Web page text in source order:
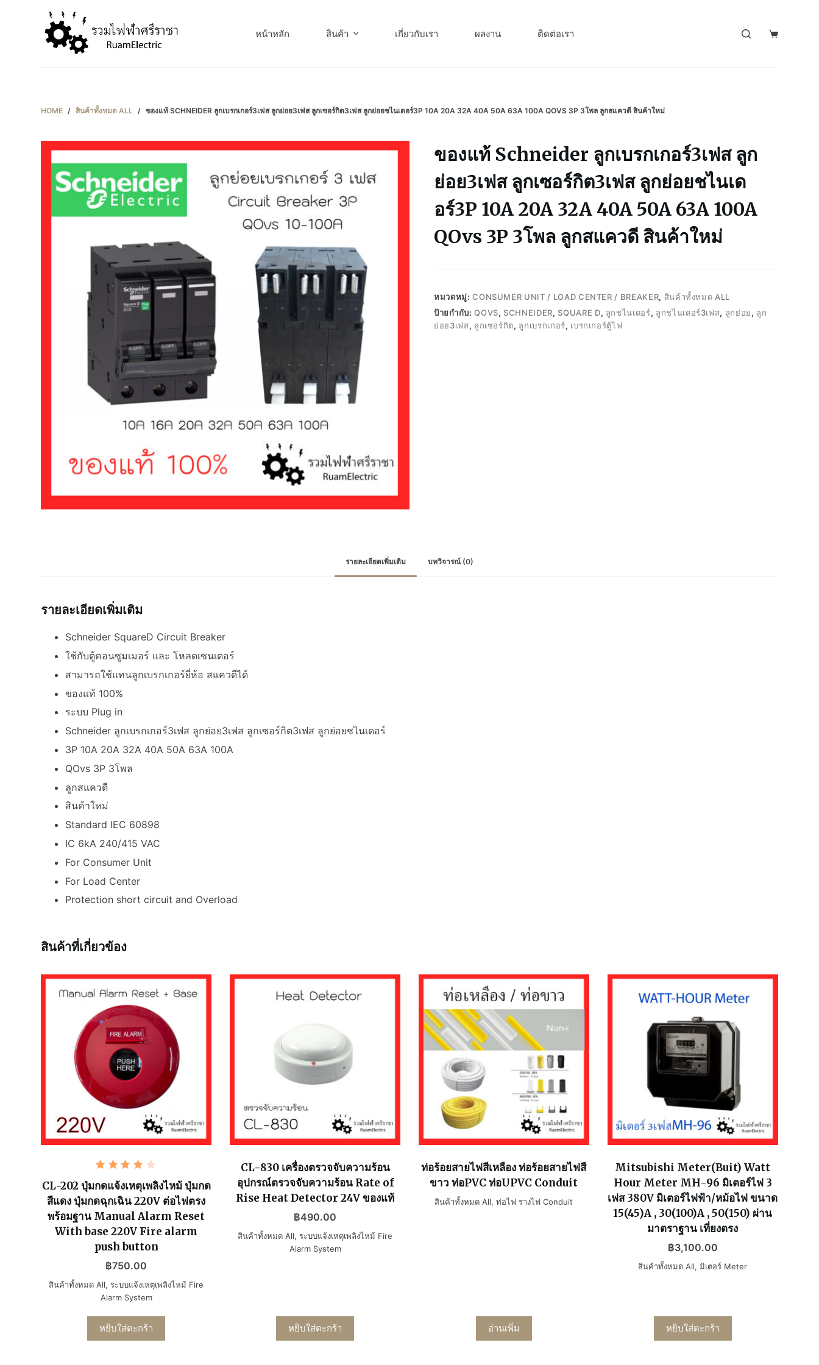
หน้าหลัก สินค้า เกี่ยวกับเรา ผลงาน ติดต่อเรา
HOME / สินค้าทั้งหมด ALL / ของแท้ SCHNEIDER ลูกเบรกเกอร์3เฟส ลูกย่อย3เฟส ลูกเซอร์กิต3เฟส ลูกย่อยชไนเดอร์3P 10A 20A 32A 40A 50A 63A 100A QOVS 3P 3โพล ลูกสแควดี สินค้าใหม่
ของแท้ Schneider ลูกเบรกเกอร์3เฟส ลูก
ย่อย3เฟส ลูกเซอร์กิต3เฟส ลูกย่อยชไนเด
อร์3P 10A 20A 32A 40A 50A 63A 100A
QOvs 3P 3โพล ลูกสแควดี สินค้าใหม่
หมวดหมู่:CONSUMER UNIT / LOAD CENTER / BREAKER, สินค้าทั้งหมด ALL
ป้ายกำกับ:QOVS, SCHNEIDER, SQUARE D, ลูกชไนเดอร์, ลูกชไนเดอร์3เฟส, ลูกย่อย, ลูก
ย่อย3เฟส, ลูกเซอร์กิต, ลูกเบรกเกอร์, เบรกเกอร์ตู้ไฟ
รายละเอียดเพิ่มเติม บทวิจารณ์ (0)
รายละเอียดเพิ่มเติม
Schneider SquareD Circuit Breaker
ใช้กับตู้คอนซูมเมอร์ และ โหลดเซนเตอร์
สามารถใช้แทนลูกเบรกเกอร์ยี่ห้อ สแควดีได้
ของแท้ 100%
ระบบ Plug in
Schneider ลูกเบรกเกอร์3เฟส ลูกย่อย3เฟส ลูกเซอร์กิต3เฟส ลูกย่อยชไนเดอร์
3P 10A 20A 32A 40A 50A 63A 100A
QOvs 3P 3โพล
ลูกสแควดี
สินค้าใหม่
Standard IEC 60898
IC 6kA 240/415 VAC
For Consumer Unit
For Load Center
Protection short circuit and Overload
สินค้าที่เกี่ยวข้อง
คะแนน
4.00
ตั้งแต่
1-5
คะแนน
CL-202 ปุ่มกดแจ้งเหตุเพลิงไหม้ ปุ่มกด
สีแดง ปุ่มกดฉุกเฉิน 220V ต่อไฟตรง
พร้อมฐาน Manual Alarm Reset
With base 220V Fire alarm
push button
฿750.00
สินค้าทั้งหมด All,ระบบแจ้งเหตุเพลิงไหม้ Fire
Alarm System
หยิบใส่ตะกร้า
CL-830 เครื่องตรวจจับความร้อน
อุปกรณ์ตรวจจับความร้อน Rate of
Rise Heat Detector 24V ของแท้
฿490.00
สินค้าทั้งหมด All,ระบบแจ้งเหตุเพลิงไหม้ Fire
Alarm System
หยิบใส่ตะกร้า
ท่อร้อยสายไฟสีเหลือง ท่อร้อยสายไฟสี
ขาว ท่อPVC ท่อUPVC Conduit
สินค้าทั้งหมด All,ท่อไฟ รางไฟ Conduit
อ่านเพิ่ม
Mitsubishi Meter(Buit) Watt
Hour Meter MH-96 มิเตอร์ไฟ 3
เฟส 380V มิเตอร์ไฟฟ้า/หม้อไฟ ขนาด
15(45)A , 30(100)A , 50(150) ผ่าน
มาตราฐาน เที่ยงตรง
฿3,100.00
สินค้าทั้งหมด All,มิเตอร์ Meter
หยิบใส่ตะกร้า